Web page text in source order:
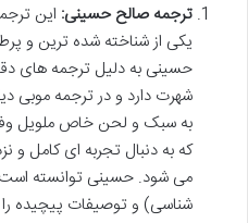
ترجمه صالح حسینی: این
یکی از شناخته شده ترین و
حسینی به دلیل ترجمه های
شهرت دارد و در ترجمه موبی
به سبک و لحن خاص ملویل
که به دنبال تجربه ای کامل
می شود. حسینی توانسته
شناسی) و توصیفات پیچیده را